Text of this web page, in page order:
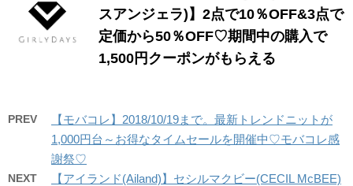
スアンジェラ)】2点で10％OFF&3点で
定価から50％OFF♡期間中の購入で
1,500円クーポンがもらえる
PREV
【モバコレ】2018/10/19まで。最新トレンドニットが
1,000円台～お得なタイムセールを開催中♡モバコレ感
謝祭♡
NEXT
【アイランド(Ailand)】セシルマクビー(CECIL McBEE)